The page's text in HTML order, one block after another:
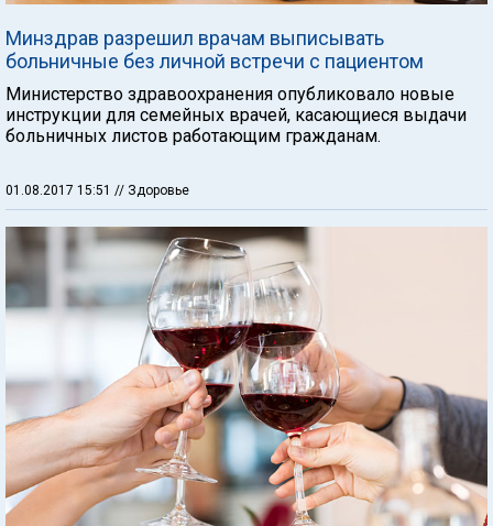
Минздрав разрешил врачам выписывать
больничные без личной встречи с пациентом
Министерство здравоохранения опубликовало новые
инструкции для семейных врачей, касающиеся выдачи
больничных листов работающим гражданам.
01.08.2017 15:51 // Здоровье